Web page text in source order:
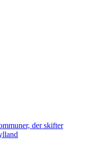
der skifter